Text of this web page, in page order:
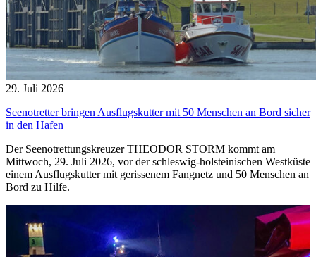
29. Juli 2026
Seenotretter bringen Ausflugskutter mit 50 Menschen an Bord sicher
in den Hafen
Der Seenotrettungskreuzer THEODOR STORM kommt am
Mittwoch, 29. Juli 2026, vor der schleswig-holsteinischen Westküste
einem Ausflugskutter mit gerissenem Fangnetz und 50 Menschen an
Bord zu Hilfe.